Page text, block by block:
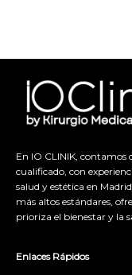
En IO CLINIK,
cualificado, con
salud y estética en
más altos estándares,
prioriza el bienestar y la
Enlaces Rápidos